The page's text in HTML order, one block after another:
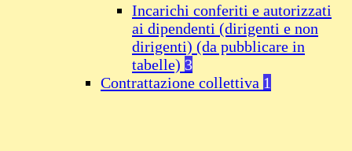
Incarichi conferiti e autorizzati
ai dipendenti (dirigenti e non
dirigenti) (da pubblicare in
tabelle) 3
Contrattazione collettiva 1